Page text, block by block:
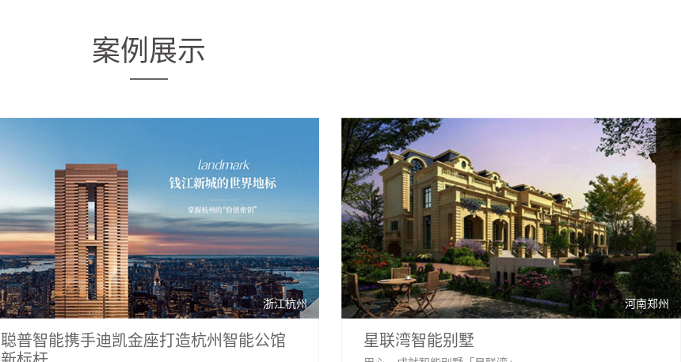
案例展示
浙江杭州
聪普智能携手迪凯金座打造杭州智能公馆
河南郑州
星联湾智能别墅